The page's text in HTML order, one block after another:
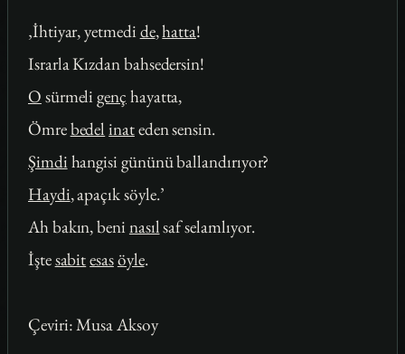
‚İhtiyar, yetmedi de,hatta!
Israrla Kızdan bahsedersin!
O sürmeligenç hayatta,
Ömrebedel inateden sensin.
Şimdi hangisi gününü ballandırıyor?
Haydi, apaçık söyle.’
Ah bakın, beni nasılsaf selamlıyor.
İştesabitesasöyle.
Çeviri: Musa Aksoy